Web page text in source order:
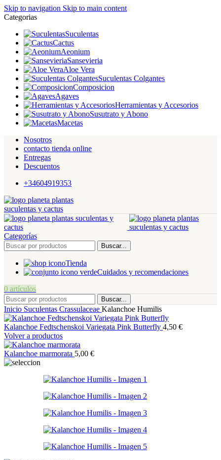
Skip to navigation Skip to main content
Categorias
Suculentas
Cactus
Aeonium
Sansevieria
Aloe Vera
Suculentas Colgantes
Composicion
Agaves
Herramientas y Accesorios
Susutrato y Abono
Macetas
Nosotros
contacto tienda online
Entregas
Descuentos
+34604919353
Categorías
Buscar...
Tienda
Cuidados y recomendaciones
0 artículos
Buscar...
Inicio Suculentas Crassulaceae Kalanchoe Humilis
Kalanchoe Fedtschenskoi Variegata Pink Butterfly 4,50 €
Volver a productos
Kalanchoe marmorata 5,00 €